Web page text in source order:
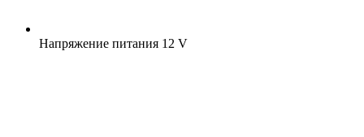
Напряжение питания 12 V